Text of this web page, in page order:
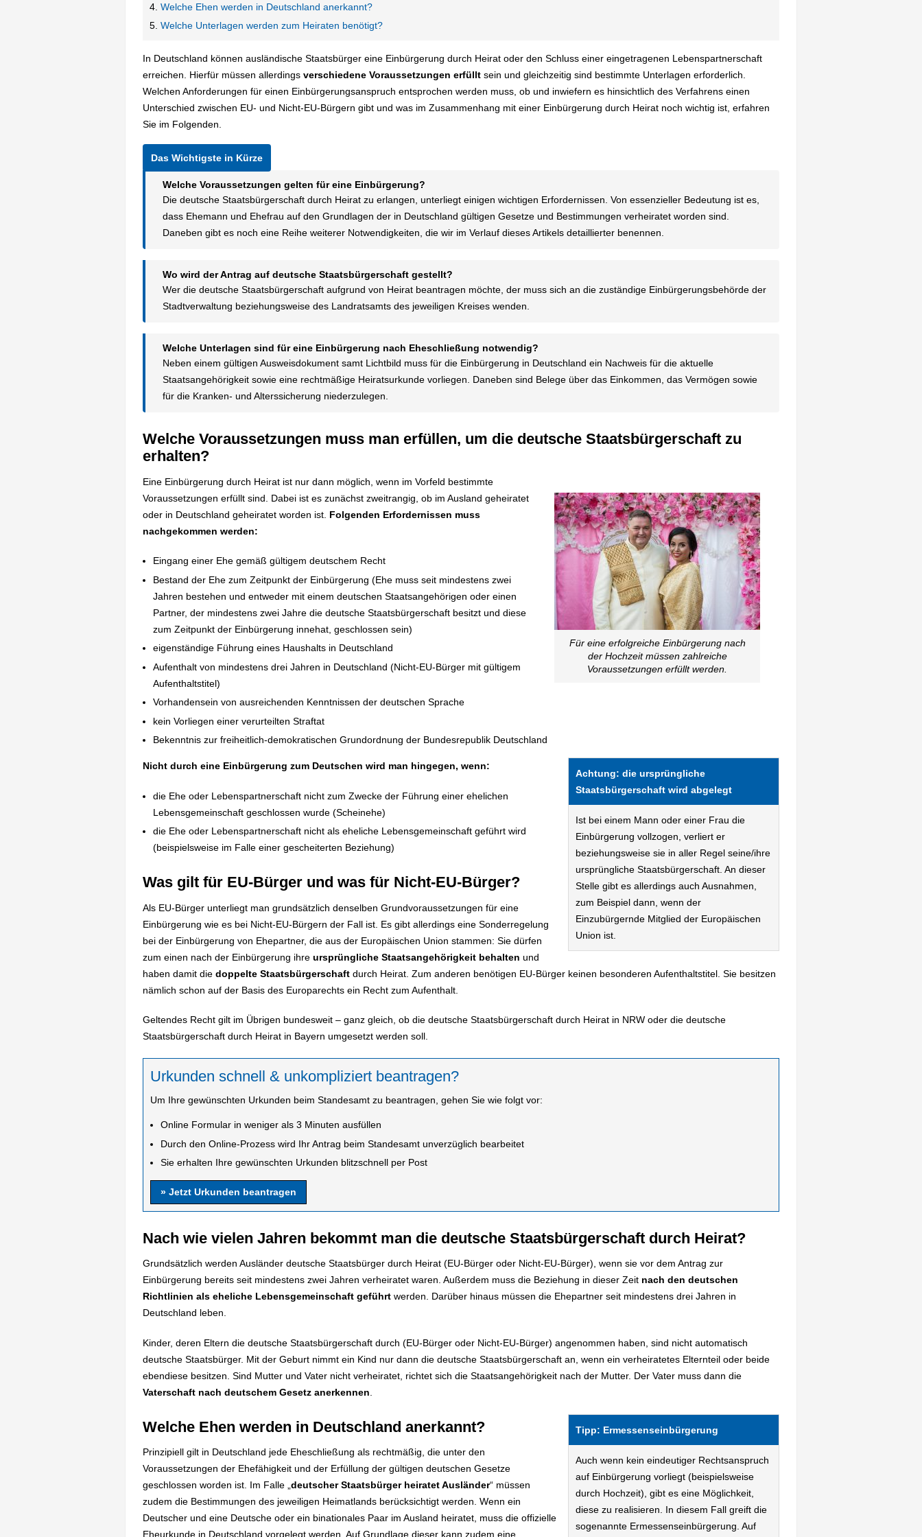
Welche Ehen werden in Deutschland anerkannt?
Welche Unterlagen werden zum Heiraten benötigt?
In Deutschland können ausländische Staatsbürger eine Einbürgerung durch Heirat oder den Schluss einer eingetragenen Lebenspartnerschaft
erreichen. Hierfür müssen allerdings verschiedene Voraussetzungen erfüllt sein und gleichzeitig sind bestimmte Unterlagen erforderlich.
Welchen Anforderungen für einen Einbürgerungsanspruch entsprochen werden muss, ob und inwiefern es hinsichtlich des Verfahrens einen
Unterschied zwischen EU- und Nicht-EU-Bürgern gibt und was im Zusammenhang mit einer Einbürgerung durch Heirat noch wichtig ist, erfahren
Sie im Folgenden.
Welche Voraussetzungen gelten für eine Einbürgerung?
Die deutsche Staatsbürgerschaft durch Heirat zu erlangen, unterliegt einigen wichtigen Erfordernissen. Von essenzieller Bedeutung ist es,
dass Ehemann und Ehefrau auf den Grundlagen der in Deutschland gültigen Gesetze und Bestimmungen verheiratet worden sind.
Daneben gibt es noch eine Reihe weiterer Notwendigkeiten, die wir im Verlauf dieses Artikels detaillierter benennen.
Wo wird der Antrag auf deutsche Staatsbürgerschaft gestellt?
Wer die deutsche Staatsbürgerschaft aufgrund von Heirat beantragen möchte, der muss sich an die zuständige Einbürgerungsbehörde der
Stadtverwaltung beziehungsweise des Landratsamts des jeweiligen Kreises wenden.
Welche Unterlagen sind für eine Einbürgerung nach Eheschließung notwendig?
Neben einem gültigen Ausweisdokument samt Lichtbild muss für die Einbürgerung in Deutschland ein Nachweis für die aktuelle
Staatsangehörigkeit sowie eine rechtmäßige Heiratsurkunde vorliegen. Daneben sind Belege über das Einkommen, das Vermögen sowie
für die Kranken- und Alterssicherung niederzulegen.
Welche Voraussetzungen muss man erfüllen, um die deutsche Staatsbürgerschaft zu
erhalten?
Für eine erfolgreiche Einbürgerung nach
der Hochzeit müssen zahlreiche
Voraussetzungen erfüllt werden.
Eine Einbürgerung durch Heirat ist nur dann möglich, wenn im Vorfeld bestimmte
Voraussetzungen erfüllt sind. Dabei ist es zunächst zweitrangig, ob im Ausland geheiratet
oder in Deutschland geheiratet worden ist. Folgenden Erfordernissen muss
nachgekommen werden:
Eingang einer Ehe gemäß gültigem deutschem Recht
Bestand der Ehe zum Zeitpunkt der Einbürgerung (Ehe muss seit mindestens zwei
Jahren bestehen und entweder mit einem deutschen Staatsangehörigen oder einen
Partner, der mindestens zwei Jahre die deutsche Staatsbürgerschaft besitzt und diese
zum Zeitpunkt der Einbürgerung innehat, geschlossen sein)
eigenständige Führung eines Haushalts in Deutschland
Aufenthalt von mindestens drei Jahren in Deutschland (Nicht-EU-Bürger mit gültigem
Aufenthaltstitel)
Vorhandensein von ausreichenden Kenntnissen der deutschen Sprache
kein Vorliegen einer verurteilten Straftat
Bekenntnis zur freiheitlich-demokratischen Grundordnung der Bundesrepublik Deutschland
Achtung: die ursprüngliche
Staatsbürgerschaft wird abgelegt
Ist bei einem Mann oder einer Frau die
Einbürgerung vollzogen, verliert er
beziehungsweise sie in aller Regel seine/ihre
ursprüngliche Staatsbürgerschaft. An dieser
Stelle gibt es allerdings auch Ausnahmen,
zum Beispiel dann, wenn der
Einzubürgernde Mitglied der Europäischen
Union ist.
Nicht durch eine Einbürgerung zum Deutschen wird man hingegen, wenn:
die Ehe oder Lebenspartnerschaft nicht zum Zwecke der Führung einer ehelichen
Lebensgemeinschaft geschlossen wurde (Scheinehe)
die Ehe oder Lebenspartnerschaft nicht als eheliche Lebensgemeinschaft geführt wird
(beispielsweise im Falle einer gescheiterten Beziehung)
Was gilt für EU-Bürger und was für Nicht-EU-Bürger?
Als EU-Bürger unterliegt man grundsätzlich denselben Grundvoraussetzungen für eine
Einbürgerung wie es bei Nicht-EU-Bürgern der Fall ist. Es gibt allerdings eine Sonderregelung
bei der Einbürgerung von Ehepartner, die aus der Europäischen Union stammen: Sie dürfen
zum einen nach der Einbürgerung ihre ursprüngliche Staatsangehörigkeit behalten und
haben damit die doppelte Staatsbürgerschaft durch Heirat. Zum anderen benötigen EU-Bürger keinen besonderen Aufenthaltstitel. Sie besitzen
nämlich schon auf der Basis des Europarechts ein Recht zum Aufenthalt.
Geltendes Recht gilt im Übrigen bundesweit – ganz gleich, ob die deutsche Staatsbürgerschaft durch Heirat in NRW oder die deutsche
Staatsbürgerschaft durch Heirat in Bayern umgesetzt werden soll.
Urkunden schnell & unkompliziert beantragen?
Um Ihre gewünschten Urkunden beim Standesamt zu beantragen, gehen Sie wie folgt vor:
Online Formular in weniger als 3 Minuten ausfüllen
Durch den Online-Prozess wird Ihr Antrag beim Standesamt unverzüglich bearbeitet
Sie erhalten Ihre gewünschten Urkunden blitzschnell per Post
» Jetzt Urkunden beantragen
Nach wie vielen Jahren bekommt man die deutsche Staatsbürgerschaft durch Heirat?
Grundsätzlich werden Ausländer deutsche Staatsbürger durch Heirat (EU-Bürger oder Nicht-EU-Bürger), wenn sie vor dem Antrag zur
Einbürgerung bereits seit mindestens zwei Jahren verheiratet waren. Außerdem muss die Beziehung in dieser Zeit nach den deutschen
Richtlinien als eheliche Lebensgemeinschaft geführt werden. Darüber hinaus müssen die Ehepartner seit mindestens drei Jahren in
Deutschland leben.
Kinder, deren Eltern die deutsche Staatsbürgerschaft durch (EU-Bürger oder Nicht-EU-Bürger) angenommen haben, sind nicht automatisch
deutsche Staatsbürger. Mit der Geburt nimmt ein Kind nur dann die deutsche Staatsbürgerschaft an, wenn ein verheiratetes Elternteil oder beide
ebendiese besitzen. Sind Mutter und Vater nicht verheiratet, richtet sich die Staatsangehörigkeit nach der Mutter. Der Vater muss dann die
Vaterschaft nach deutschem Gesetz anerkennen
Tipp: Ermessenseinbürgerung
Auch wenn kein eindeutiger Rechtsanspruch
auf Einbürgerung vorliegt (beispielsweise
durch Hochzeit), gibt es eine Möglichkeit,
diese zu realisieren. In diesem Fall greift die
sogenannte Ermessenseinbürgerung. Auf
Welche Ehen werden in Deutschland anerkannt?
Prinzipiell gilt in Deutschland jede Eheschließung als rechtmäßig, die unter den
Voraussetzungen der Ehefähigkeit und der Erfüllung der gültigen deutschen Gesetze
geschlossen worden ist. Im Falle „deutscher Staatsbürger heiratet Ausländer“ müssen
zudem die Bestimmungen des jeweiligen Heimatlands berücksichtigt werden. Wenn ein
Deutscher und eine Deutsche oder ein binationales Paar im Ausland heiratet, muss die offizielle
Eheurkunde in Deutschland vorgelegt werden. Auf Grundlage dieser kann zudem eine